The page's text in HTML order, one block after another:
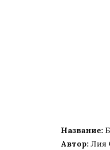
Название:
Автор: Лия